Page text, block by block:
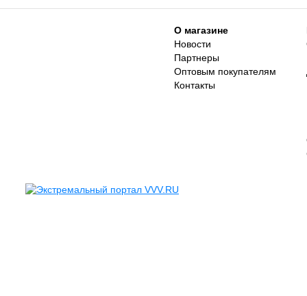
О магазине
Новости
Партнеры
Оптовым покупателям
Контакты